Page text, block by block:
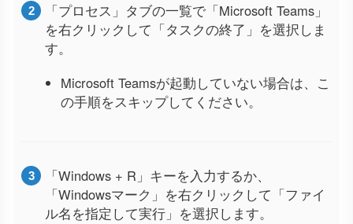
「プロセス」タブの一覧で「Microsoft Teams」
を右クリックして「タスクの終了」を選択しま
す。
Microsoft Teamsが起動していない場合は、こ
の手順をスキップしてください。
「Windows + R」キーを入力するか、
「Windowsマーク」を右クリックして「ファイ
ル名を指定して実行」を選択します。